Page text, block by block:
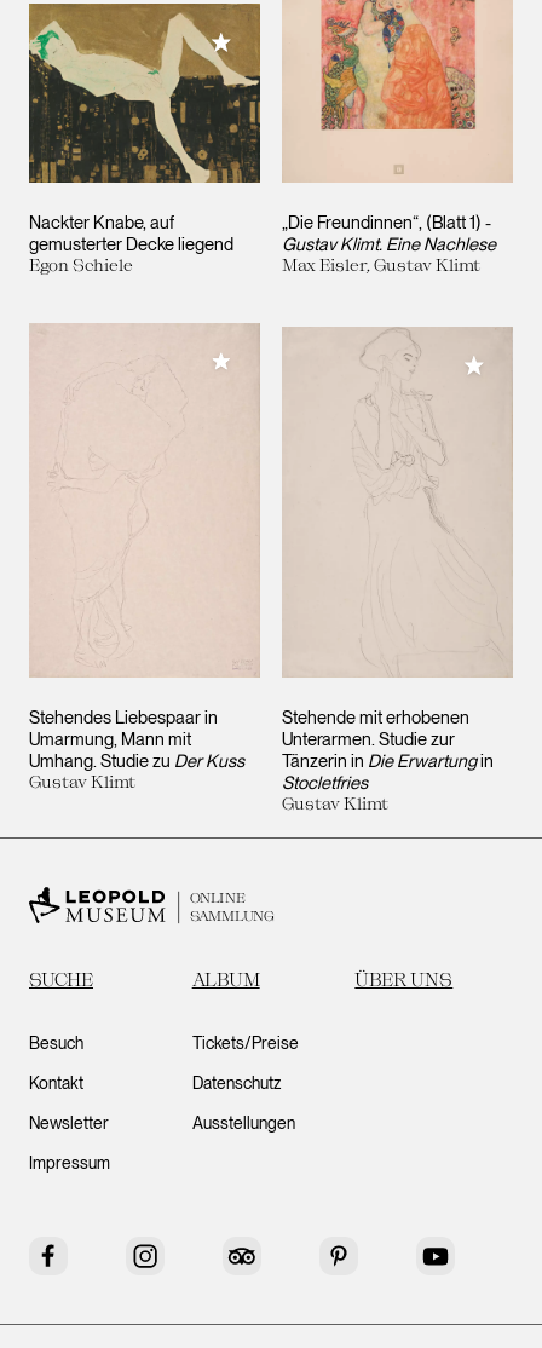
Nackter Knabe, auf
gemusterter Decke liegend
Egon Schiele
Meiner Sammlung hinzufügen
„Die Freundinnen“, (Blatt 1) -
Gustav Klimt. Eine Nachlese
Max Eisler, Gustav Klimt
Stehendes Liebespaar in
Umarmung, Mann mit
Umhang. Studie zu Der Kuss
Gustav Klimt
Meiner Sammlung hinzufügen
Stehende mit erhobenen
Unterarmen. Studie zur
Tänzerin in Die Erwartungin
Stocletfries
Gustav Klimt
Meiner
ONLINE
SAMMLUNG
SUCHE ALBUM ÜBER UNS
Besuch
Kontakt
Newsletter
Impressum
Tickets/Preise
Datenschutz
Ausstellungen
Facebook Instagram Tripadvisor Pinterest YouTube